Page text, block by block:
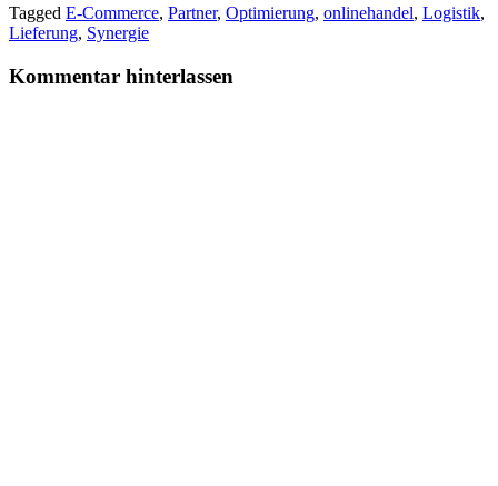
Tagged E-Commerce, Partner, Optimierung, onlinehandel, Logistik,
Lieferung, Synergie
Kommentar hinterlassen